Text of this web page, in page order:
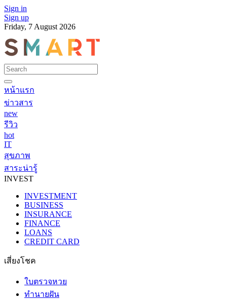
Sign in
Sign up
Friday, 7 August 2026
หน้าแรก
ข่าวสาร
new
รีวิว
hot
IT
สุขภาพ
สาระน่ารู้
INVEST
INVESTMENT
BUSINESS
INSURANCE
FINANCE
LOANS
CREDIT CARD
เสี่ยงโชค
ใบตรวจหวย
ทำนายฝัน